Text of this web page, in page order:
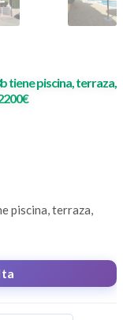
tiene piscina, terraza,
piscina, terraza,